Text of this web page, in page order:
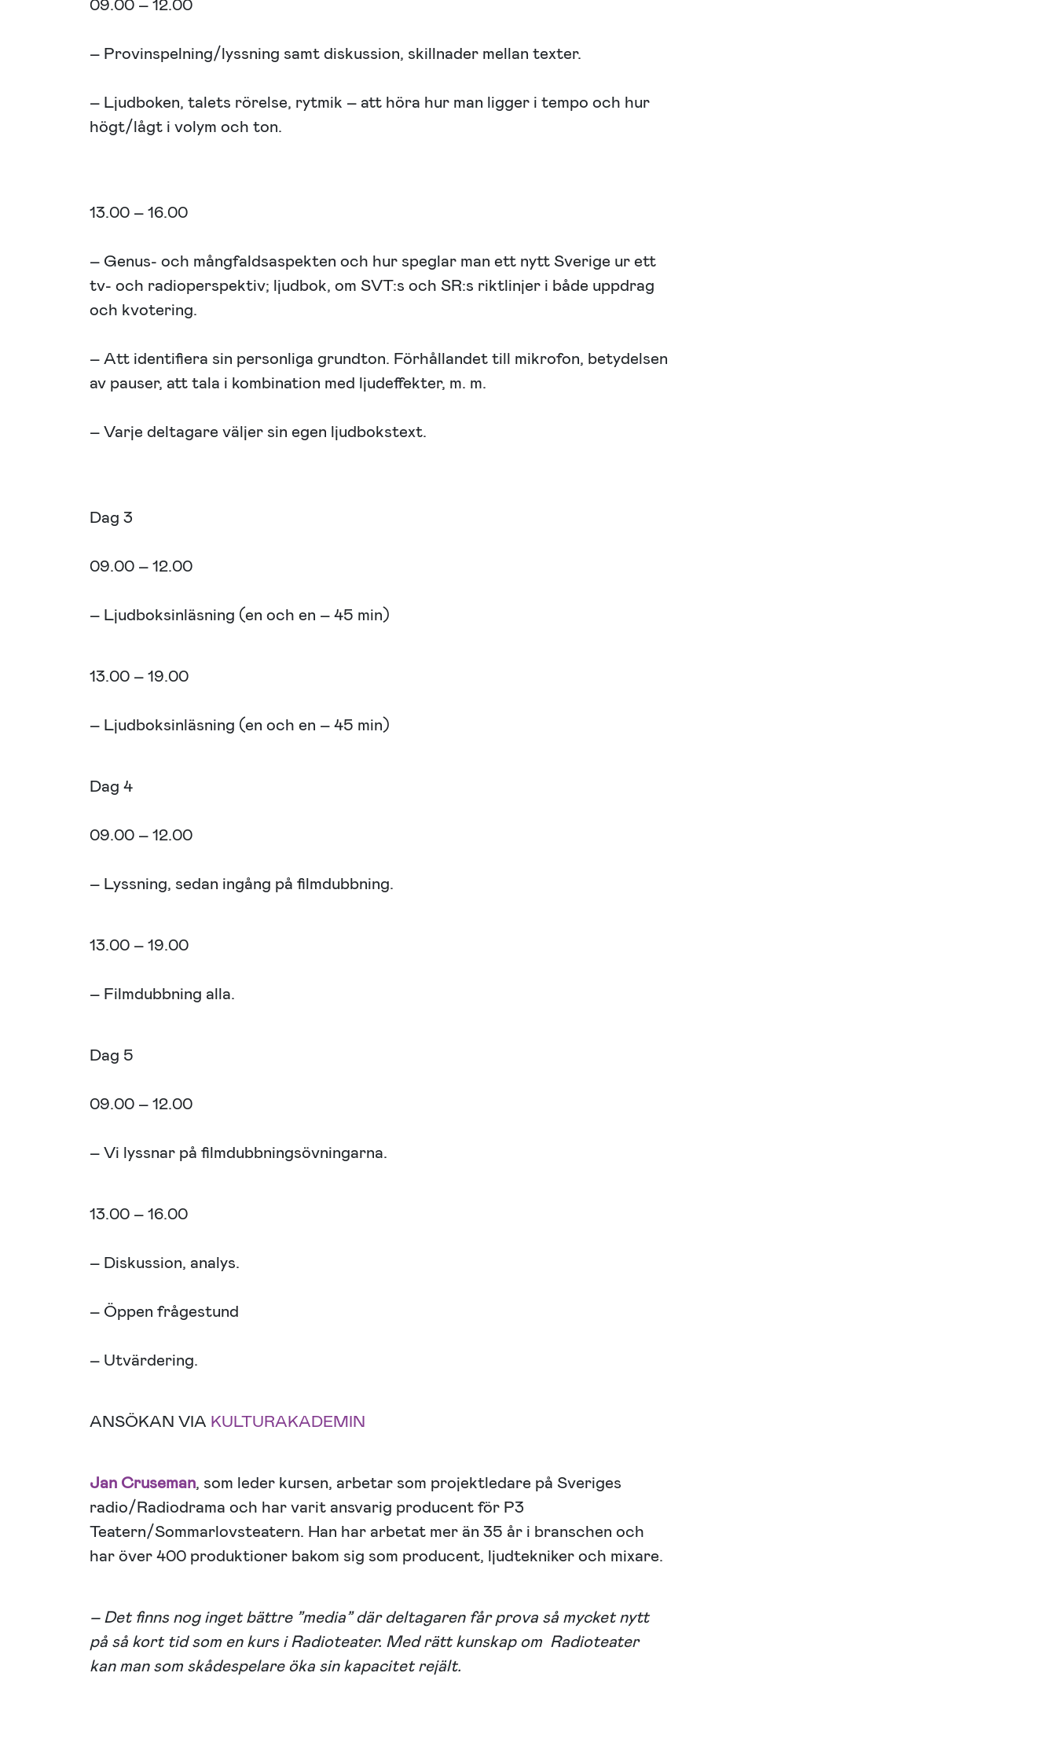
09.00 – 12.00
– Provinspelning/lyssning samt diskussion, skillnader mellan texter.
– Ljudboken, talets rörelse, rytmik – att höra hur man ligger i tempo och hur
högt/lågt i volym och ton.
13.00 – 16.00
– Genus- och mångfaldsaspekten och hur speglar man ett nytt Sverige ur ett
tv- och radioperspektiv; ljudbok, om SVT:s och SR:s riktlinjer i både uppdrag
och kvotering.
– Att identifiera sin personliga grundton. Förhållandet till mikrofon, betydelsen
av pauser, att tala i kombination med ljudeffekter, m. m.
– Varje deltagare väljer sin egen ljudbokstext.
Dag 3
09.00 – 12.00
– Ljudboksinläsning (en och en – 45 min)
13.00 – 19.00
– Ljudboksinläsning (en och en – 45 min)
Dag 4
09.00 – 12.00
– Lyssning, sedan ingång på filmdubbning.
13.00 – 19.00
– Filmdubbning alla.
Dag 5
09.00 – 12.00
– Vi lyssnar på filmdubbningsövningarna.
13.00 – 16.00
– Diskussion, analys.
– Öppen frågestund
– Utvärdering.
ANSÖKAN VIA KULTURAKADEMIN
Jan Cruseman, som leder kursen, arbetar som projektledare på Sveriges
radio/Radiodrama och har varit ansvarig producent för P3
Teatern/Sommarlovsteatern. Han har arbetat mer än 35 år i branschen och
har över 400 produktioner bakom sig som producent, ljudtekniker och mixare.
– Det finns nog inget bättre ”media” där deltagaren får prova så mycket nytt
på så kort tid som en kurs i Radioteater. Med rätt kunskap om Radioteater
kan man som skådespelare öka sin kapacitet rejält.